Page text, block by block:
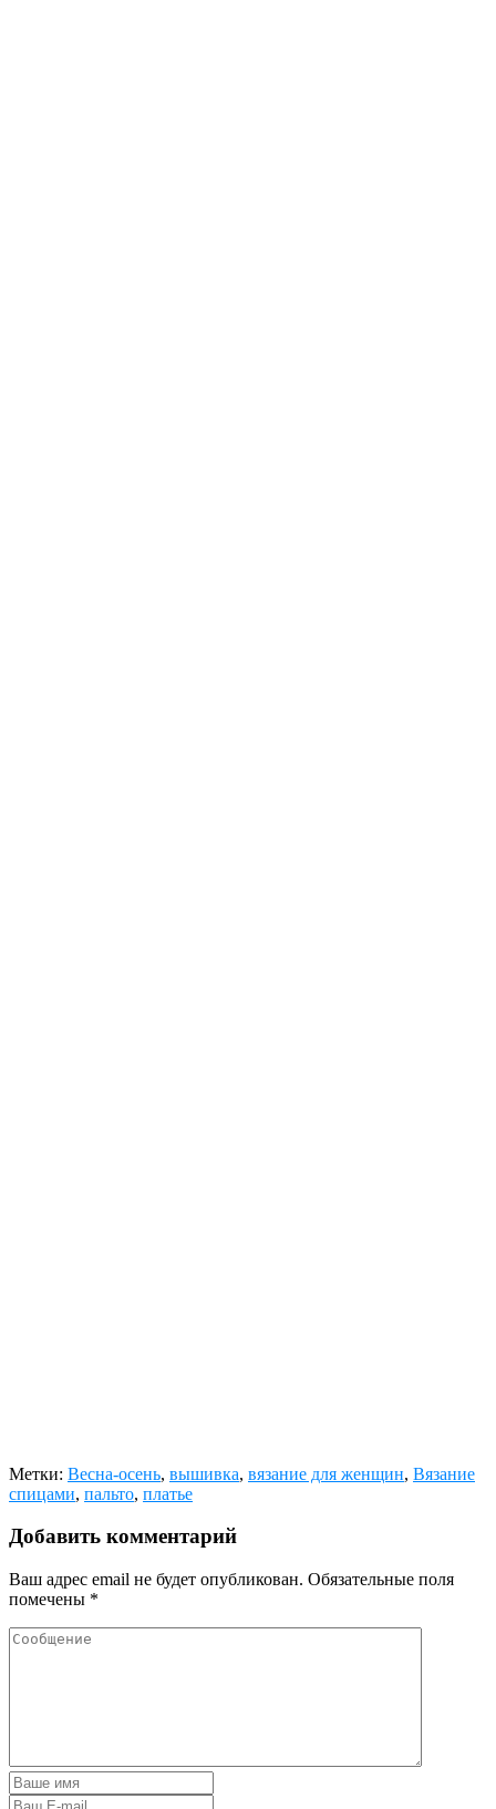
Метки: Весна-осень, вышивка, вязание для женщин, Вязание
спицами, пальто, платье
Добавить комментарий
Ваш адрес email не будет опубликован. Обязательные поля
помечены *